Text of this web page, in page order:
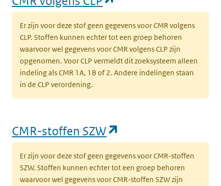
Er zijn voor deze stof geen gegevens voor CMR volgens
CLP. Stoffen kunnen echter tot een groep behoren
waarvoor wel gegevens voor CMR volgens CLP zijn
opgenomen. Voor CLP vermeldt dit zoeksysteem alleen
indeling als CMR 1A, 1B of 2. Andere indelingen staan
in de CLP verordening.
CMR-stoffen SZW
Er zijn voor deze stof geen gegevens voor CMR-stoffen
SZW. Stoffen kunnen echter tot een groep behoren
waarvoor wel gegevens voor CMR-stoffen SZW zijn